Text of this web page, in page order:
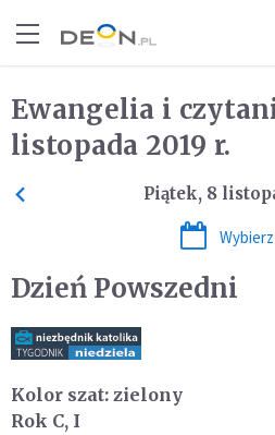
Ewangelia i
listopada 2019 r.
Piątek, 8
Dzień Powszedni
Kolor szat: zielony
Rok C, I